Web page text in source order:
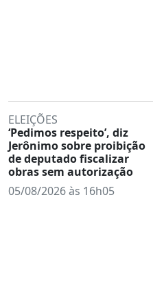
ELEIÇÕES
‘Pedimos respeito’, diz
Jerônimo sobre proibição
de deputado fiscalizar
obras sem autorização
05/08/2026 às 16h05